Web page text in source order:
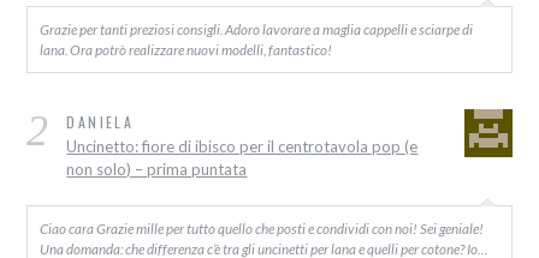
Grazie per tanti preziosi consigli. Adoro lavorare a maglia cappelli e sciarpe di
lana. Ora potrò realizzare nuovi modelli, fantastico!
2 DANIELA
Uncinetto: fiore di ibisco per il centrotavola pop (e
non solo) – prima puntata
Ciao cara Grazie mille per tutto quello che posti e condividi con noi! Sei geniale!
Una domanda: che differenza c’è tra gli uncinetti per lana e quelli per cotone? Io…